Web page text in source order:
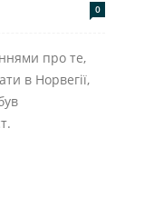
0
про те,
в Норвегії,